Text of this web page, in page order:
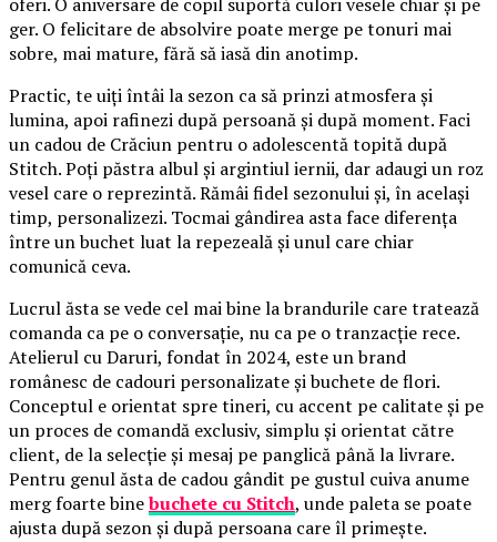
ger. O felicitare de absolvire poate merge pe tonuri mai
sobre, mai mature, fără să iasă din anotimp.
Practic, te uiți întâi la sezon ca să prinzi atmosfera și
lumina, apoi rafinezi după persoană și după moment. Faci
un cadou de Crăciun pentru o adolescentă topită după
Stitch. Poți păstra albul și argintiul iernii, dar adaugi un roz
vesel care o reprezintă. Rămâi fidel sezonului și, în același
timp, personalizezi. Tocmai gândirea asta face diferența
între un buchet luat la repezeală și unul care chiar
comunică ceva.
Lucrul ăsta se vede cel mai bine la brandurile care tratează
comanda ca pe o conversație, nu ca pe o tranzacție rece.
Atelierul cu Daruri, fondat în 2024, este un brand
românesc de cadouri personalizate și buchete de flori.
Conceptul e orientat spre tineri, cu accent pe calitate și pe
un proces de comandă exclusiv, simplu și orientat către
client, de la selecție și mesaj pe panglică până la livrare.
Pentru genul ăsta de cadou gândit pe gustul cuiva anume
merg foarte binebuchete cu Stitch, unde paleta se poate
ajusta după sezon și după persoana care îl primește.